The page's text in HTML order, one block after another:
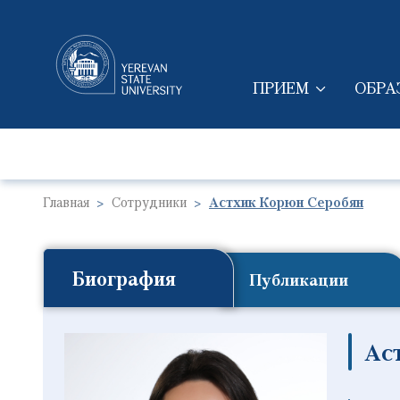
MAIN
ПРИЕМ
Главная Сотрудники Астхик Корюн Серобян
Биография Публикации